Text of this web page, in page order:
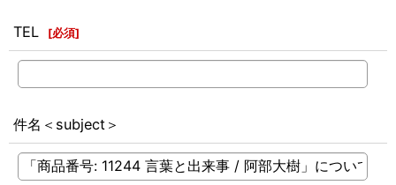
TEL [必須]
件名＜subject＞